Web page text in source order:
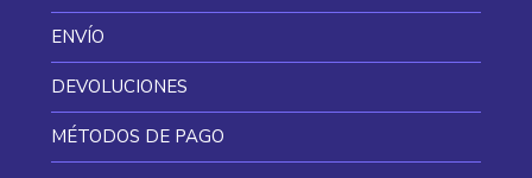
ENVÍO
DEVOLUCIONES
MÉTODOS DE PAGO